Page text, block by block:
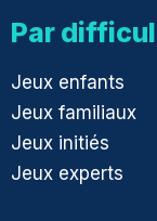
Par
Jeux enfants
Jeux familiaux
Jeux initiés
Jeux experts